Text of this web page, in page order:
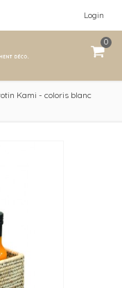
Login
0
Kami - coloris blanc